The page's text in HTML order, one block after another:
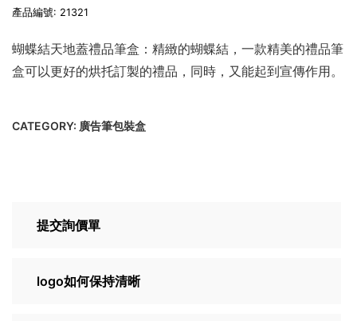
產品編號: 21321
蝴蝶結天地蓋禮品筆盒：精緻的蝴蝶結，一款精美的禮品筆
盒可以更好的烘托訂製的禮品，同時，又能起到宣傳作用。
CATEGORY: 廣告筆包裝盒
提交詢價單
logo如何保持清晰